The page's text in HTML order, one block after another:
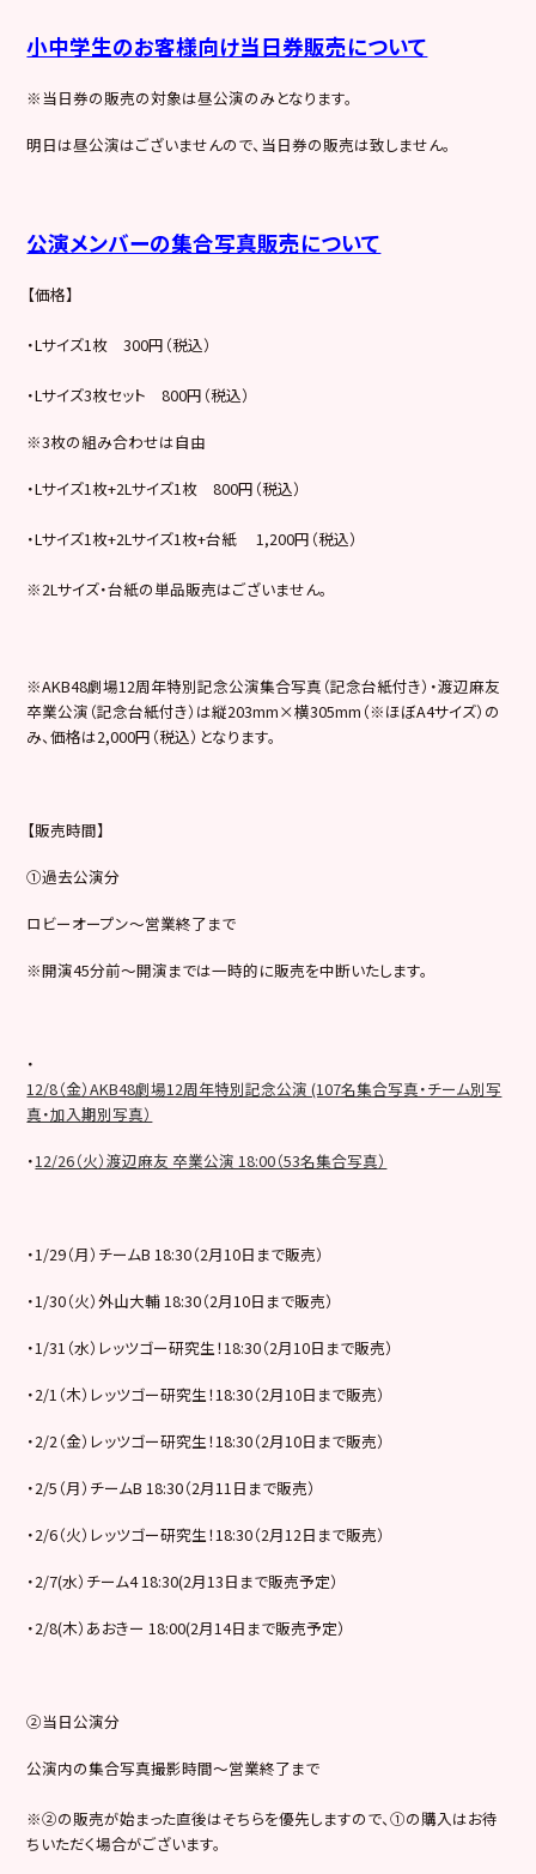
小中学生のお客様向け当日券販売について
※当日券の販売の対象は昼公演のみとなります。
明日は昼公演はございませんので、当日券の販売は致しません。
公演メンバーの集合写真販売について
【価格】
・Lサイズ1枚 300円（税込）
・Lサイズ3枚セット 800円（税込）
※3枚の組み合わせは自由
・Lサイズ1枚+2Lサイズ1枚 800円（税込）
・Lサイズ1枚+2Lサイズ1枚+台紙 1,200円（税込）
※2Lサイズ・台紙の単品販売はございません。
※AKB48劇場12周年特別記念公演集合写真（記念台紙付き）・渡辺麻友
卒業公演（記念台紙付き）は縦203mm×横305mm（※ほぼA4サイズ）の
み、価格は2,000円（税込）となります。
【販売時間】
①過去公演分
ロビーオープン～営業終了まで
※開演45分前～開演までは一時的に販売を中断いたします。
・
12/8（金）AKB48劇場12周年特別記念公演 (107名集合写真・チーム別写
真・加入期別写真）
・12/26（火）渡辺麻友 卒業公演 18:00（53名集合写真）
・1/29（月）チームB 18:30（2月10日まで販売）
・1/30（火）外山大輔 18:30（2月10日まで販売）
・1/31（水）レッツゴー研究生！18:30（2月10日まで販売）
・2/1（木）レッツゴー研究生！18:30（2月10日まで販売）
・2/2（金）レッツゴー研究生！18:30（2月10日まで販売）
・2/5（月）チームB 18:30（2月11日まで販売）
・2/6（火）レッツゴー研究生！18:30（2月12日まで販売）
・2/7(水）チーム4 18:30(2月13日まで販売予定）
・2/8(木）あおきー 18:00(2月14日まで販売予定）
②当日公演分
公演内の集合写真撮影時間～営業終了まで
※②の販売が始まった直後はそちらを優先しますので、①の購入はお待
ちいただく場合がございます。